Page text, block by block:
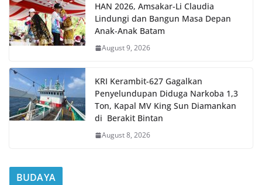
HAN 2026, Amsakar-Li Claudia
Lindungi dan Bangun Masa Depan
Anak-Anak Batam
August 9, 2026
KRI Kerambit-627 Gagalkan
Penyelundupan Diduga Narkoba 1,3
Ton, Kapal MV King Sun Diamankan
di Berakit Bintan
August 8, 2026
BUDAYA